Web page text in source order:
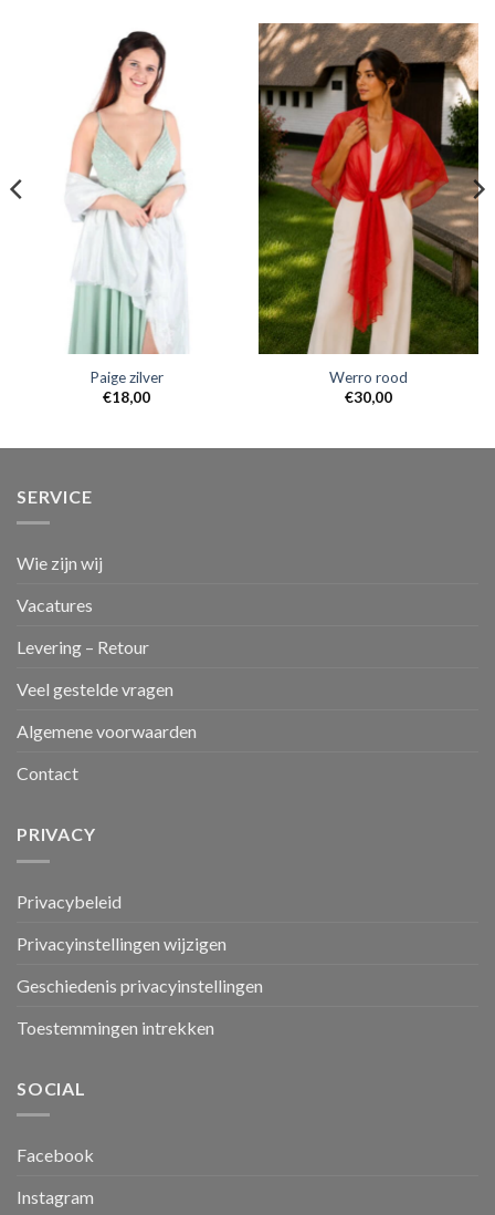
Paige zilver
€18,00
Werro rood
€30,00
SERVICE
Wie zijn wij
Vacatures
Levering – Retour
Veel gestelde vragen
Algemene voorwaarden
Contact
PRIVACY
Privacybeleid
Privacyinstellingen wijzigen
Geschiedenis privacyinstellingen
Toestemmingen intrekken
SOCIAL
Facebook
Instagram